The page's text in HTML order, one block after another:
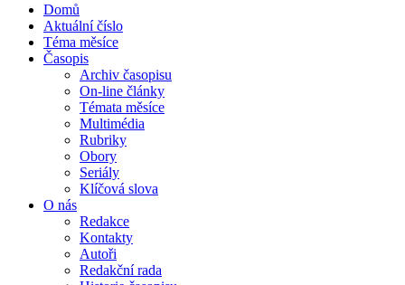
Domů
Aktuální číslo
Téma měsíce
Časopis
Archiv časopisu
On-line články
Témata měsíce
Multimédia
Rubriky
Obory
Seriály
Klíčová slova
O nás
Redakce
Kontakty
Autoři
Redakční rada